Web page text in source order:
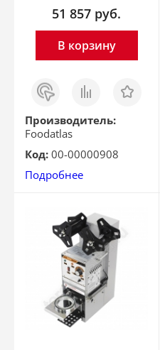
51 857 руб.
В корзину
Заказ
в 1
клик
Сравнить Отложить
Производитель:
Foodatlas
Код: 00-00000908
Подробнее